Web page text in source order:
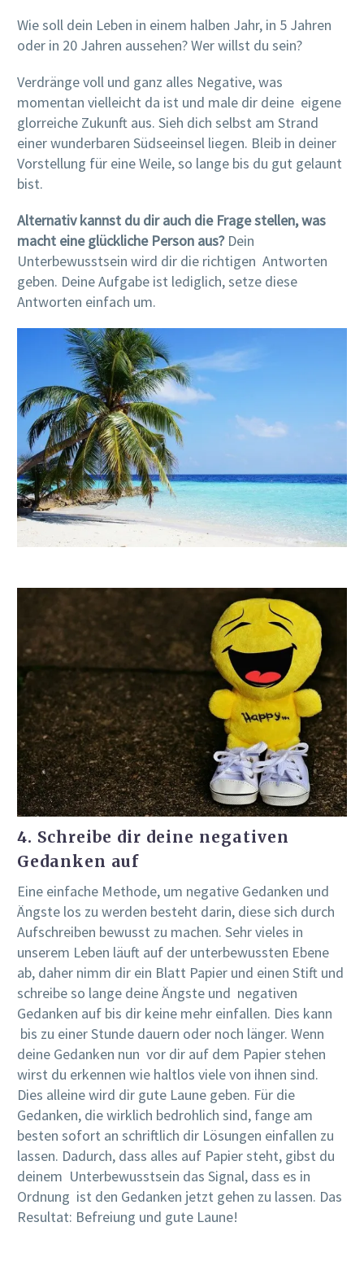
Wie soll dein Leben in einem halben Jahr, in 5 Jahren
oder in 20 Jahren aussehen? Wer willst du sein?
Verdränge voll und ganz alles Negative, was
momentan vielleicht da ist und male dir deine eigene
glorreiche Zukunft aus. Sieh dich selbst am Strand
einer wunderbaren Südseeinsel liegen. Bleib in deiner
Vorstellung für eine Weile, so lange bis du gut gelaunt
bist.
Alternativ kannst du dir auch die Frage stellen, was
macht eine glückliche Person aus?Dein
Unterbewusstsein wird dir die richtigen Antworten
geben. Deine Aufgabe ist lediglich, setze diese
Antworten einfach um.
4. Schreibe dir deine negativen
Gedanken auf
Eine einfache Methode, um negative Gedanken und
Ängste los zu werden besteht darin, diese sich durch
Aufschreiben bewusst zu machen. Sehr vieles in
unserem Leben läuft auf der unterbewussten Ebene
ab, daher nimm dir ein Blatt Papier und einen Stift und
schreibe so lange deine Ängste und negativen
Gedanken auf bis dir keine mehr einfallen. Dies kann
bis zu einer Stunde dauern oder noch länger. Wenn
deine Gedanken nun vor dir auf dem Papier stehen
wirst du erkennen wie haltlos viele von ihnen sind.
Dies alleine wird dir gute Laune geben. Für die
Gedanken, die wirklich bedrohlich sind, fange am
besten sofort an schriftlich dir Lösungen einfallen zu
lassen. Dadurch, dass alles auf Papier steht, gibst du
deinem Unterbewusstsein das Signal, dass es in
Ordnung ist den Gedanken jetzt gehen zu lassen. Das
Resultat: Befreiung und gute Laune!